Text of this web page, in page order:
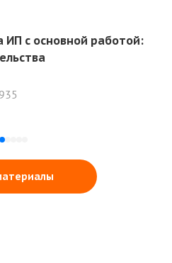
ИП с основной работой: